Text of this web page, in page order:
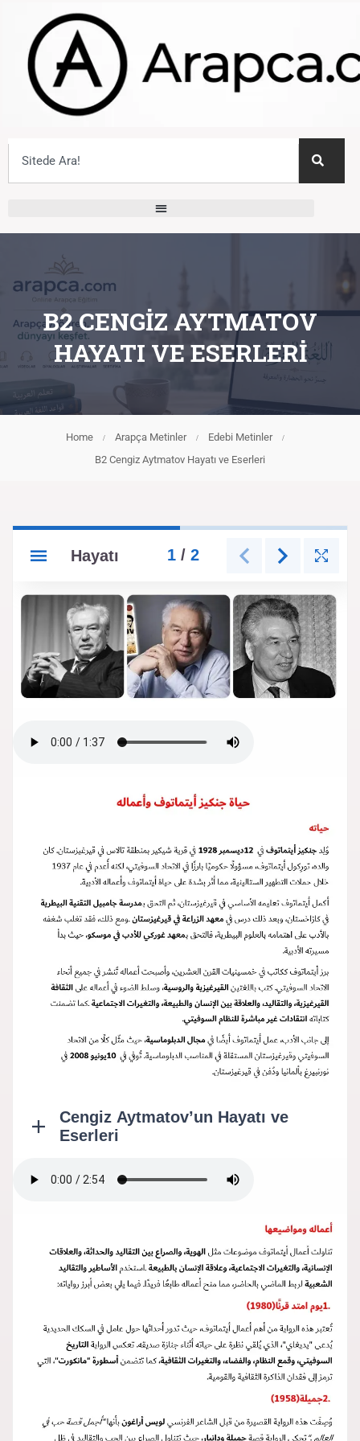
Home Arapça Metinler
Edebi Metinler
B2 Cengiz Aytmatov Hayatı ve Eserleri
B2 CENGIZ AYTMATOV
HAYATI VE ESERLERI